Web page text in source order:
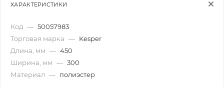
ХАРАКТЕРИСТИКИ
Код — 50057983
Торговая марка — Kesper
Длина, мм — 450
Ширина, мм — 300
Материал — полиэстер